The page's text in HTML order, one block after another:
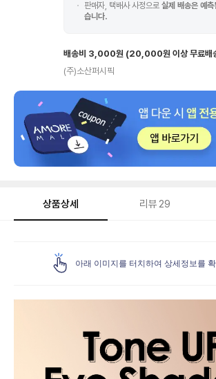
판매자, 택배사 사정으로 실제 배송은 예
습니다.
배송비 3,000원 (20,000원 이상 무료배
(주)소산퍼시픽
상품상세 리뷰29
아래 이미지를 터치하여 상세정보를